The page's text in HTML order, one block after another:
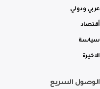
عربي ودولي
أقتصاد
سياسة
الاخيرة
الوصول السريع